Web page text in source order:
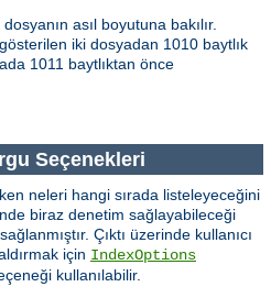
asıl boyutuna bakılır.
iki dosyadan 1010 baytlık
1011 baytlıktan önce
Seçenekleri
neleri hangi sırada listeleyeceğini
biraz denetim sağlayabileceği
Çıktı üzerinde kullanıcı
için IndexOptions
kullanılabilir.